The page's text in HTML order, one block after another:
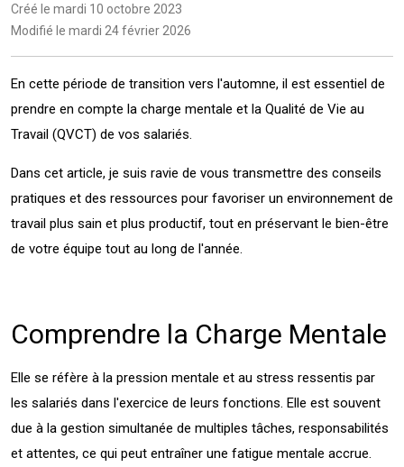
Créé le mardi 10 octobre 2023
Modifié le mardi 24 février 2026
En cette période de transition vers l'automne, il est essentiel de
prendre en compte la charge mentale et la Qualité de Vie au
Travail (QVCT) de vos salariés.
Dans cet article, je suis ravie de vous transmettre des conseils
pratiques et des ressources pour favoriser un environnement de
travail plus sain et plus productif, tout en préservant le bien-être
de votre équipe tout au long de l'année.
Comprendre la Charge Mentale
Elle se réfère à la pression mentale et au stress ressentis par
les salariés dans l'exercice de leurs fonctions. Elle est souvent
due à la gestion simultanée de multiples tâches, responsabilités
et attentes, ce qui peut entraîner une fatigue mentale accrue.